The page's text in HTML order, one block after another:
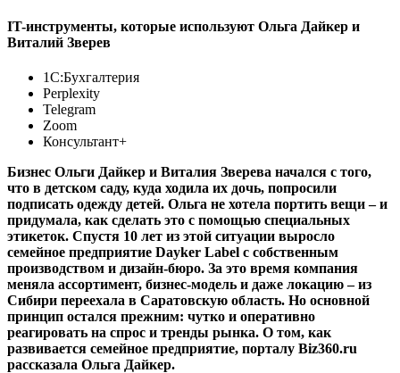
IT-инструменты, которые используют Ольга Дайкер и
Виталий Зверев
1С:Бухгалтерия
Perplexity
Telegram
Zoom
Консультант+
Бизнес Ольги Дайкер и Виталия Зверева начался с того,
что в детском саду, куда ходила их дочь, попросили
подписать одежду детей. Ольга не хотела портить вещи – и
придумала, как сделать это с помощью специальных
этикеток. Спустя 10 лет из этой ситуации выросло
семейное предприятие Dayker Label с собственным
производством и дизайн-бюро. За это время компания
меняла ассортимент, бизнес-модель и даже локацию – из
Сибири переехала в Саратовскую область. Но основной
принцип остался прежним: чутко и оперативно
реагировать на спрос и тренды рынка. О том, как
развивается семейное предприятие, порталу Biz360.ru
рассказала Ольга Дайкер.